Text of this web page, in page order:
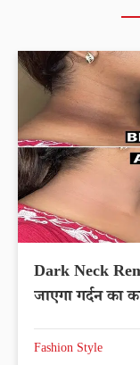
Dark Neck
जाएगा गर्दन का
Fashion Style